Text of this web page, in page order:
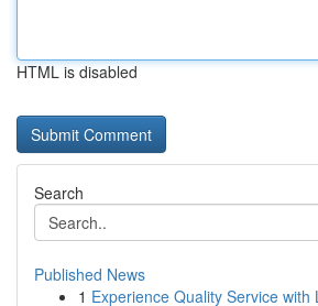
HTML is disabled
Search
Published News
1 Experience Quality Service with